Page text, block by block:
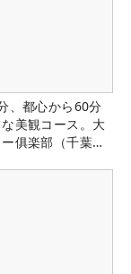
、都心から60分
美観コース。大
俱楽部（千葉